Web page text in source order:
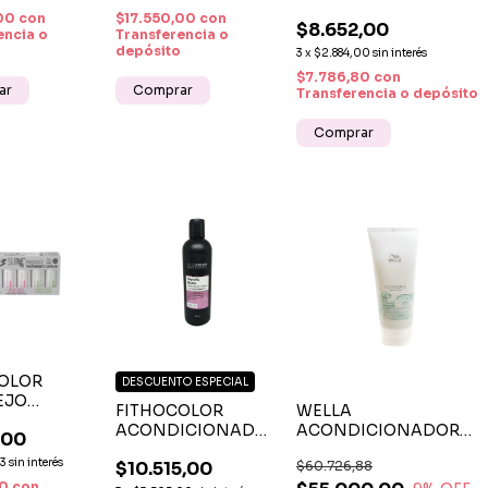
con
o
ACEITE DE ARGÁN
PARA CABELLOS
DAÑADOS
$17.550,00 con
Transferencia o
depósito
BRILLO Y PROTECCIÓN
PARA CABELLOS
TEÑIDOS
$8.652,00
3 x $2.884,00 sin interés
$7.786,80 con
Transferencia o depósito
Y
–
+
sin interés
FITHOCOLOR
ACONDICIONADOR
300 ML
$10.515,00
DESCUENTO ESPECIAL
WELLA
ACONDICIONADOR
RIZOS Y ONDAS
$60.726,88